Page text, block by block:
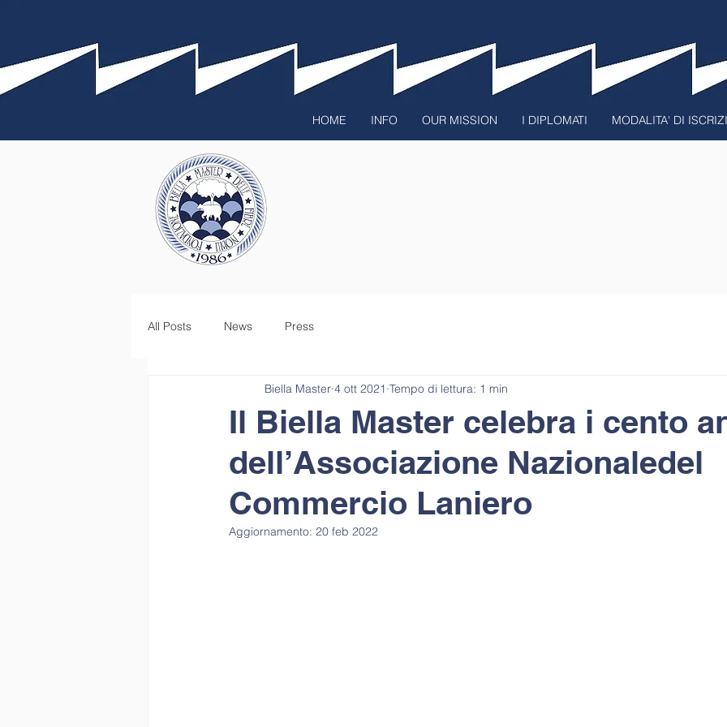
HOME INFO OUR MISSION I DIPLOMATI MODALITA' DI
All Posts News Press
Il Biella Master celebra i cento
dell’Associazione Nazionaledel
Commercio Laniero
Biella Master 4 ott 2021 Tempo di lettura: 1 min
Aggiornamento: 20 feb 2022